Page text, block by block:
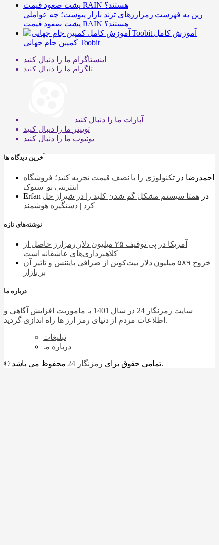
رین به فهرست رمزارزهای ترند بازار پیوست؛ چه عواملی
پشت صعود قیمت RAIN هستند؟
آموزش کامل
کمپین جام جهانی Toobit
اینستاگرام ما را دنبال کنید
تلگرام ما را دنبال کنید
آپارات ما را دنبال کنید
توییتر ما را دنبال کنید
یوتیوب ما را دنبال کنید
آخرین دیدگاه ها
احمدرضا در تکنولوژی را با نصف قیمت تجربه کنید؛ فروشگاه
اینترنتی نو استوک
Erfan
در همتا سیستم مشکل گم شدن کلید را در شیراز حل
کرد | دستگیره هوشمند
نوشته‌های تازه
آمریکا در پی توقیف ۲۵ میلیون دلار رمزارز حاصل از
کلاهبرداری‌های عاشقانه است
خروج ۵۸۹ میلیون دلار بیت‌کوین از صرافی بایننس و تاثیر آن
بر بازار
درباره ما
سایت رمزنگار 24 در سال 1401 با ماموریت افزایش آگاهی و
اطلاعات مردم از دنیای رمز ارز ها راه اندازی گردید.
تبلیغات
درباره ما
© تمامی حقوق برای رمزنگار 24 محفوظ می باشد.